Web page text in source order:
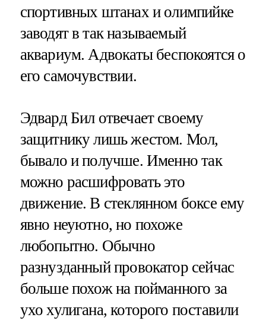
спортивных штанах и олимпийке
заводят в так называемый
аквариум. Адвокаты беспокоятся о
его самочувствии.
Эдвард Бил отвечает своему
защитнику лишь жестом. Мол,
бывало и получше. Именно так
можно расшифровать это
движение. В стеклянном боксе ему
явно неуютно, но похоже
любопытно. Обычно
разнузданный провокатор сейчас
больше похож на пойманного за
ухо хулигана, которого поставили